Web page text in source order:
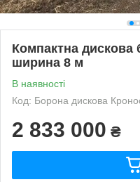
Компактна дискова
ширина 8 м
В наявності
Код: Борона дискова
2 833 000 ₴